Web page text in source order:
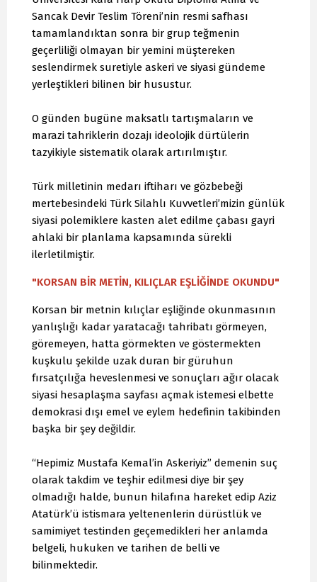
Sancak Devir Teslim Töreni’nin resmi safhası
tamamlandıktan sonra bir grup teğmenin
geçerliliği olmayan bir yemini müştereken
seslendirmek suretiyle askeri ve siyasi gündeme
yerleştikleri bilinen bir husustur.
O günden bugüne maksatlı tartışmaların ve
marazi tahriklerin dozajı ideolojik dürtülerin
tazyikiyle sistematik olarak artırılmıştır.
Türk milletinin medarı iftiharı ve gözbebeği
mertebesindeki Türk Silahlı Kuvvetleri’mizin günlük
siyasi polemiklere kasten alet edilme çabası gayri
ahlaki bir planlama kapsamında sürekli
ilerletilmiştir.
"KORSAN BİR METİN, KILIÇLAR EŞLİĞİNDE OKUNDU"
Korsan bir metnin kılıçlar eşliğinde okunmasının
yanlışlığı kadar yaratacağı tahribatı görmeyen,
göremeyen, hatta görmekten ve göstermekten
kuşkulu şekilde uzak duran bir güruhun
fırsatçılığa heveslenmesi ve sonuçları ağır olacak
siyasi hesaplaşma sayfası açmak istemesi elbette
demokrasi dışı emel ve eylem hedefinin takibinden
başka bir şey değildir.
“Hepimiz Mustafa Kemal’in Askeriyiz” demenin suç
olarak takdim ve teşhir edilmesi diye bir şey
olmadığı halde, bunun hilafına hareket edip Aziz
Atatürk’ü istismara yeltenenlerin dürüstlük ve
samimiyet testinden geçemedikleri her anlamda
belgeli, hukuken ve tarihen de belli ve
bilinmektedir.